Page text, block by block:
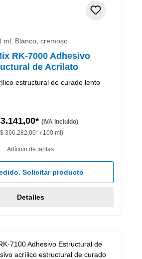
ml, Blanco, cremoso
RK-7000 Adhesivo
de Acrilato
estructural de curado lento
(IVA incluido)
366.282,00* / 100 ml)
Artículo de tarifas
Solicitar producto
Detalles